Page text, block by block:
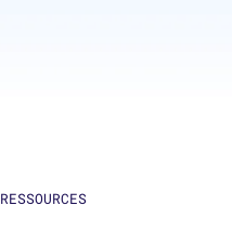
RESSOURCES